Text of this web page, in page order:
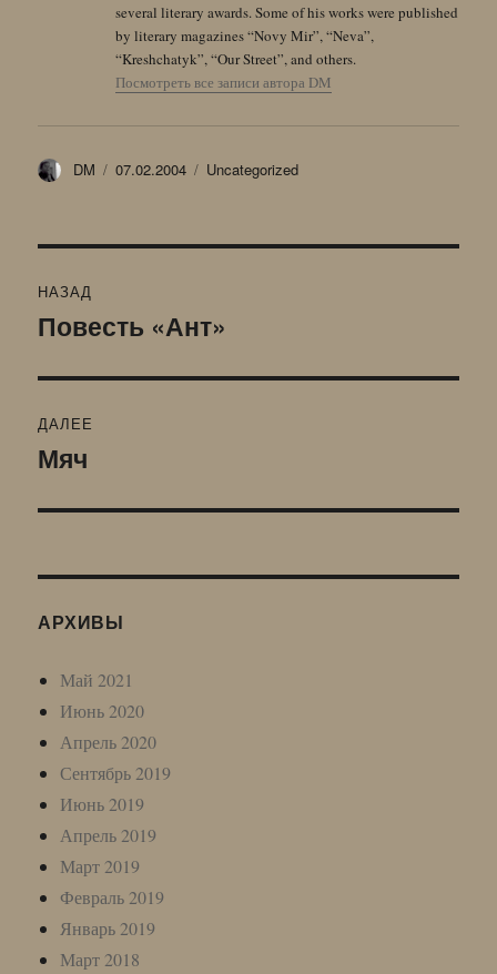
several literary awards. Some of his works were published
by literary magazines “Novy Mir”, “Neva”,
“Kreshchatyk”, “Our Street”, and others.
Посмотреть все записи автора DM
Автор
DM Опубликовано
07.02.2004 Рубрики
Uncategorized
по
НАЗАД
Предыдущая
Повесть «Ант»
ДАЛЕЕ
Следующая
Мяч
АРХИВЫ
Май 2021
Июнь 2020
Апрель 2020
Сентябрь 2019
Июнь 2019
Апрель 2019
Март 2019
Февраль 2019
Январь 2019
Март 2018